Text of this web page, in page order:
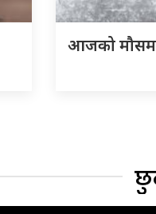
आजको मौसम